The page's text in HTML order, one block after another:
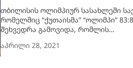
თბილისის ოლიმპიურ სასახლეში
რომელშიც “ქუთაისმა” “ოლიმპი”
შეხვედრა გამოვიდა, რომლის…
აპრილი 28, 2021